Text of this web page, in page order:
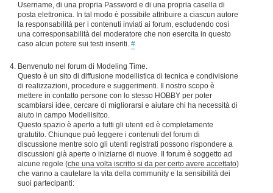
Username, di una propria Password e di una propria casella di
posta elettronica. In tal modo è possibile attribuire a ciascun autore
la responsabilità per i contenuti inviati ai forum, escludendo così
una corresponsabilità del moderatore che non esercita in questo
caso alcun potere sui testi inseriti. #
Benvenuto nel forum di Modeling Time.
Questo è un sito di diffusione modellistica di tecnica e condivisione
di realizzazioni, procedure e suggerimenti. Il nostro scopo è
mettere in contatto persone con lo stesso HOBBY per poter
scambiarsi idee, cercare di migliorarsi e aiutare chi ha necessità di
aiuto in campo Modellisitco.
Questo spazio è aperto a tutti gli utenti ed è completamente
gratutito. Chiunque può leggere i contenuti del forum di
discussione mentre solo gli utenti registrati possono rispondere a
discussioni già aperte o iniziarne di nuove. Il forum è soggetto ad
alcune regole (che una volta iscritto si da per certo avere accettato)
che vanno a cautelare la vita della community e la sensibilità dei
suoi partecipanti: